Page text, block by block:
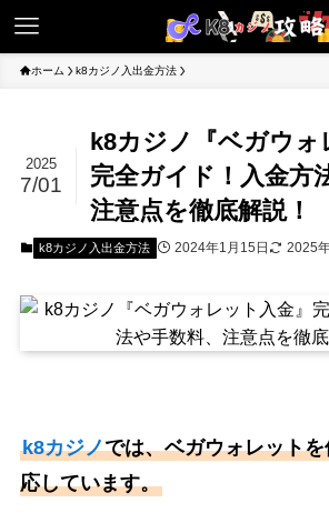
ホーム k8カジノ入出金方法
k8カジノ『ベガウォ
完全ガイド！入金方
注意点を徹底解説！
2025
7/01
k8カジノ入出金方法 2024年1月15日 2025
k8カジノでは、ベガウォレット
応しています。